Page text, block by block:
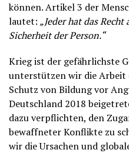
können. Artikel 3 der
lautet: „Jeder hat das
Sicherheit der Person.“
Krieg ist der gefährlichste
unterstützen wir die Arbeit
Schutz von Bildung vor
Deutschland 2018
dazu verpflichten, den
bewaffneter Konflikte zu
wir die Ursachen und